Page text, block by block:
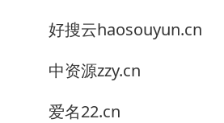
好搜云haosouyun.cn
中资源zzy.cn
爱名22.cn